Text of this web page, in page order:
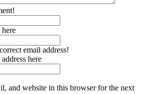
here
email address!
here
and website in this browser for the next